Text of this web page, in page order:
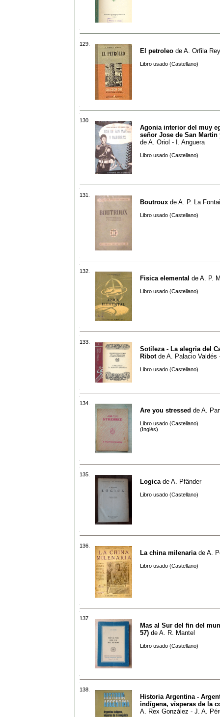
129.
El petroleo de A. Orfila
Libro usado (Castellano)
130.
Agonia interior del muy
señor Jose de San Martin
de A. Oriol - I. Anguera
Libro usado (Castellano)
131.
Boutroux de A. P. La
Libro usado (Castellano)
132.
Fisica elemental de A. P.
Libro usado (Castellano)
133.
Sotileza - La alegria del
Ribotde A. Palacio Valdés
Libro usado (Castellano)
134.
Are you stressed de A.
Libro usado (Castellano)
(Inglés)
135.
Logica de A. Pfänder
Libro usado (Castellano)
136.
La china milenaria de A.
Libro usado (Castellano)
137.
Mas al Sur del fin del
57) de A. R. Mantel
Libro usado (Castellano)
138.
Historia Argentina -
indígena, vísperas de la
A. Rex González - J. A.